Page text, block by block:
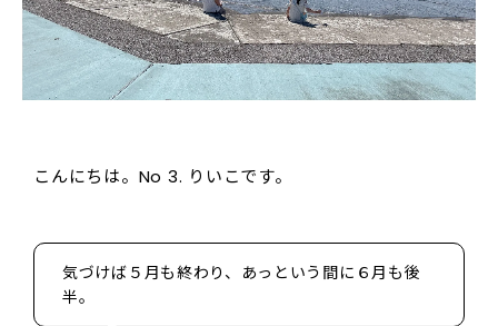
こんにちは。No 3. りいこです。
気づけば５月も終わり、あっという間に６月も後
半。